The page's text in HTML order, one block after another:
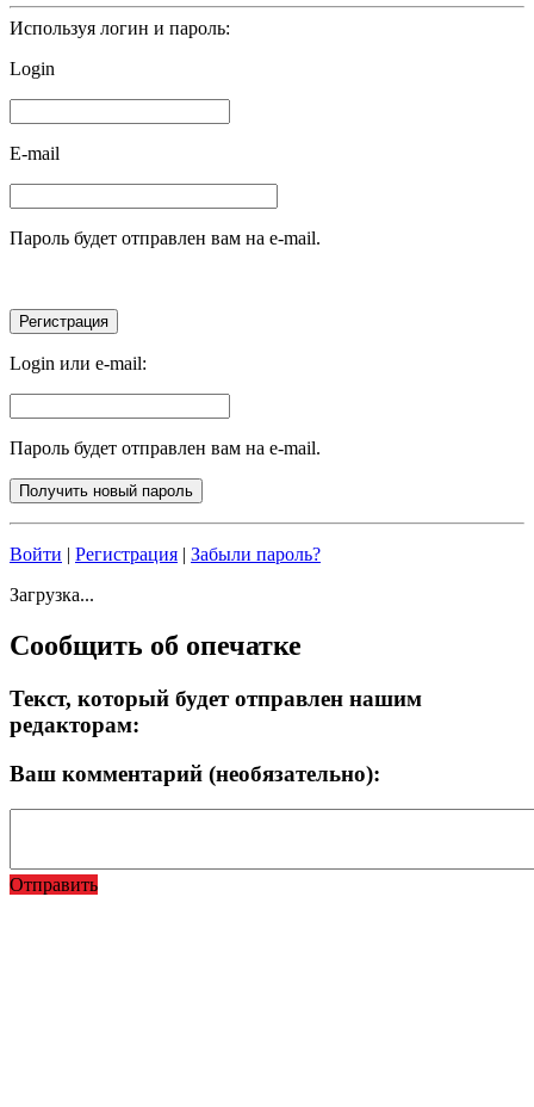
Используя логин и пароль:
Login
E-mail
Пароль будет отправлен вам на e-mail.
Login или e-mail:
Пароль будет отправлен вам на e-mail.
Войти | Регистрация | Забыли пароль?
Загрузка...
Сообщить об опечатке
Текст, который будет отправлен нашим
редакторам:
Ваш комментарий (необязательно):
Отправить